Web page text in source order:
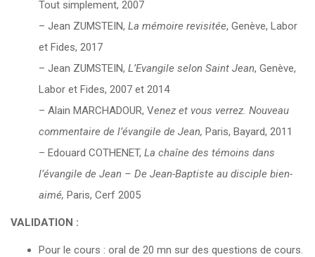
Tout simplement, 2007
– Jean ZUMSTEIN, La mémoire revisitée, Genève, Labor
et Fides, 2017
– Jean ZUMSTEIN, L’Evangile selon Saint Jean, Genève,
Labor et Fides, 2007 et 2014
– Alain MARCHADOUR, Venez et vous verrez. Nouveau
commentaire de l’évangile de Jean, Paris, Bayard, 2011
– Edouard COTHENET, La chaîne des témoins dans
l’évangile de Jean – De Jean-Baptiste au disciple bien-
aimé, Paris, Cerf 2005
VALIDATION :
Pour le cours : oral de 20 mn sur des questions de cours.